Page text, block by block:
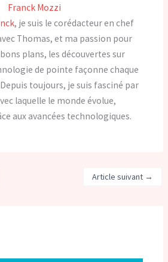
Franck Mozzi
, je suis le corédacteur en chef
Thomas, et ma passion pour
plans, les découvertes sur
de pointe façonne chaque
toujours, je suis fasciné par
laquelle le monde évolue,
aux avancées technologiques.
Article suivant →